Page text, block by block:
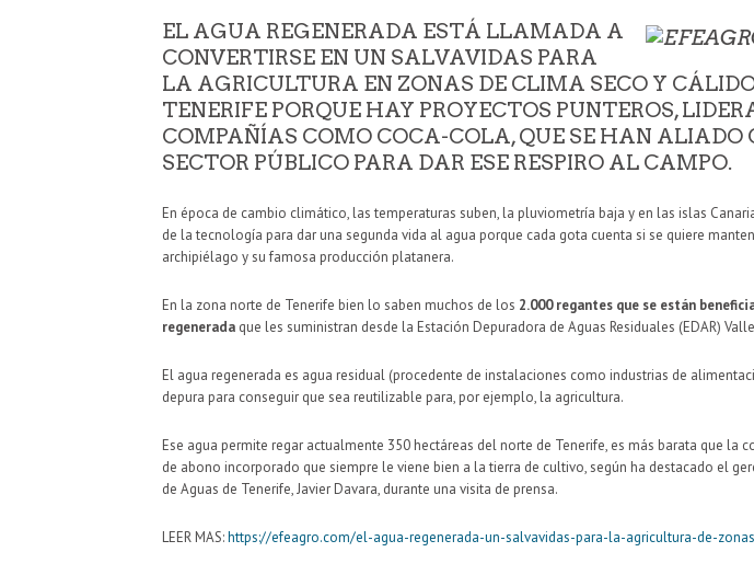
EL AGUA REGENERADA ESTÁ LLAMADA A
CONVERTIRSE EN UN SALVAVIDAS PARA
LA AGRICULTURA EN ZONAS DE CLIMA SECO Y
TENERIFE PORQUE HAY PROYECTOS PUNTEROS,
COMPAÑÍAS COMO COCA-COLA, QUE SE HAN ALIADO
SECTOR PÚBLICO PARA DAR ESE RESPIRO AL CAMPO.
En época de cambio climático, las temperaturas suben, la pluviometría baja y en las islas
de la tecnología para dar una segunda vida al agua porque cada gota cuenta si se quiere
archipiélago y su famosa producción platanera.
En la zona norte de Tenerife bien lo saben muchos de los 2.000 regantes que se están
regenerada que les suministran desde la Estación Depuradora de Aguas Residuales (EDAR)
El agua regenerada es agua residual (procedente de instalaciones como industrias de
depura para conseguir que sea reutilizable para, por ejemplo, la agricultura.
Ese agua permite regar actualmente 350 hectáreas del norte de Tenerife, es más barata que la
de abono incorporado que siempre le viene bien a la tierra de cultivo, según ha destacado el
de Aguas de Tenerife, Javier Davara, durante una visita de prensa.
LEER MAS:https://efeagro.com/el-agua-regenerada-un-salvavidas-para-la-agricultura-de-